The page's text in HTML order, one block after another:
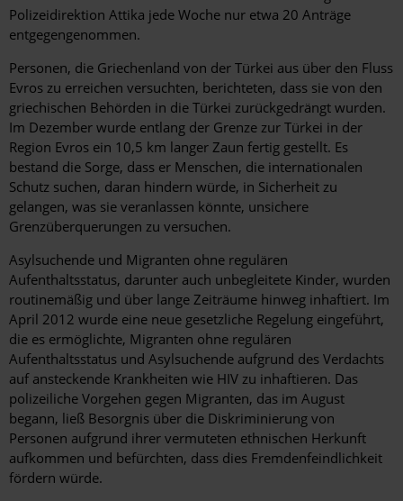
Polizeidirektion Attika jede Woche nur etwa 20 Anträge
entgegengenommen.
Personen, die Griechenland von der Türkei aus über den Fluss
Evros zu erreichen versuchten, berichteten, dass sie von den
griechischen Behörden in die Türkei zurückgedrängt wurden.
Im Dezember wurde entlang der Grenze zur Türkei in der
Region Evros ein 10,5 km langer Zaun fertig gestellt. Es
bestand die Sorge, dass er Menschen, die internationalen
Schutz suchen, daran hindern würde, in Sicherheit zu
gelangen, was sie veranlassen könnte, unsichere
Grenzüberquerungen zu versuchen.
Asylsuchende und Migranten ohne regulären
Aufenthaltsstatus, darunter auch unbegleitete Kinder, wurden
routinemäßig und über lange Zeiträume hinweg inhaftiert. Im
April 2012 wurde eine neue gesetzliche Regelung eingeführt,
die es ermöglichte, Migranten ohne regulären
Aufenthaltsstatus und Asylsuchende aufgrund des Verdachts
auf ansteckende Krankheiten wie HIV zu inhaftieren. Das
polizeiliche Vorgehen gegen Migranten, das im August
begann, ließ Besorgnis über die Diskriminierung von
Personen aufgrund ihrer vermuteten ethnischen Herkunft
aufkommen und befürchten, dass dies Fremdenfeindlichkeit
fördern würde.